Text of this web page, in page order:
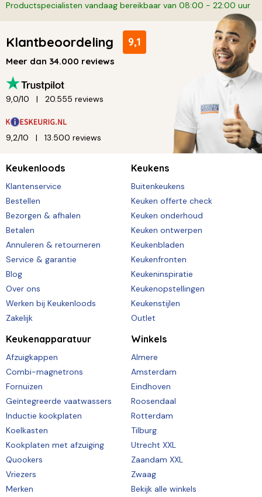
Productspecialisten vandaag bereikbaar van 08:00 - 22:00 uur
Klantbeoordeling 9,1
Meer dan 34.000 reviews
9,0/10 20.555 reviews
9,2/10 13.500 reviews
Keukenloods
Klantenservice
Bestellen
Bezorgen & afhalen
Betalen
Annuleren & retourneren
Service & garantie
Blog
Over ons
Werken bij Keukenloods
Zakelijk
Keukens
Buitenkeukens
Keuken offerte check
Keuken onderhoud
Keuken ontwerpen
Keukenbladen
Keukenfronten
Keukeninspiratie
Keukenopstellingen
Keukenstijlen
Outlet
Keukenapparatuur
Afzuigkappen
Combi-magnetrons
Fornuizen
Geïntegreerde vaatwassers
Inductie kookplaten
Koelkasten
Kookplaten met afzuiging
Quookers
Vriezers
Merken
Winkels
Almere
Amsterdam
Eindhoven
Roosendaal
Rotterdam
Tilburg
Utrecht XXL
Zaandam XXL
Zwaag
Bekijk alle winkels